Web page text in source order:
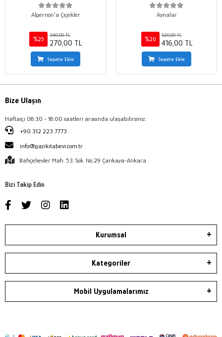
Algernon’a Çiçekler
%25
360,00 TL
270,00 TL
Sepete Ekle
Aynalar
%20
520,00 TL
416,00 TL
Sepete Ekle
Bize Ulaşın
Haftaiçi 08:30 - 18:00 saatleri arasında ulaşabilirsiniz.
+90 312 223 7773
info@gazikitabevi.com.tr
Bahçelievler Mah. 53. Sok. No:29 Çankaya-Ankara
Bizi Takip Edin
Kurumsal
Kategoriler
Mobil Uygulamalarımız